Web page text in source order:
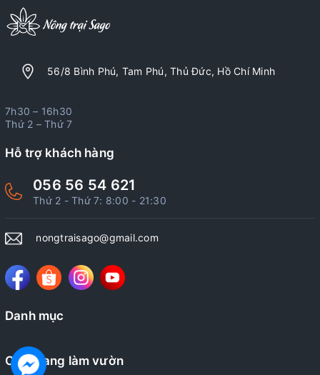
56/8 Bình Phú, Tam Phú, Thủ Đức, Hồ Chí Minh
7h30 – 16h30
Thứ 2 – Thứ 7
Hỗ trợ khách hàng
056 56 54 621
Thứ 2 - Thứ 7: 8:00 - 21:30
nongtraisago@gmail.com
Danh mục
Cẩm nang làm vườn